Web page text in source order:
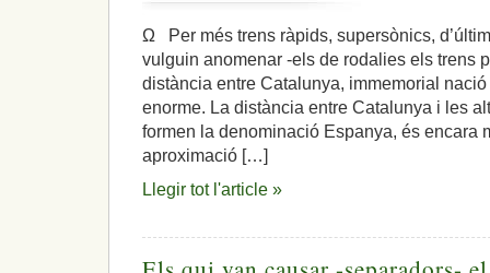
Ω Per més trens ràpids, supersònics,
vulguin anomenar -els de rodalies els trens
distància entre Catalunya, immemorial
enorme. La distància entre Catalunya i les
formen la denominació Espanya, és encara
aproximació […]
Llegir tot l'article »